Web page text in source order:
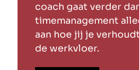
coach gaat verder
timemanagement
aan hoe jij je
de werkvloer.